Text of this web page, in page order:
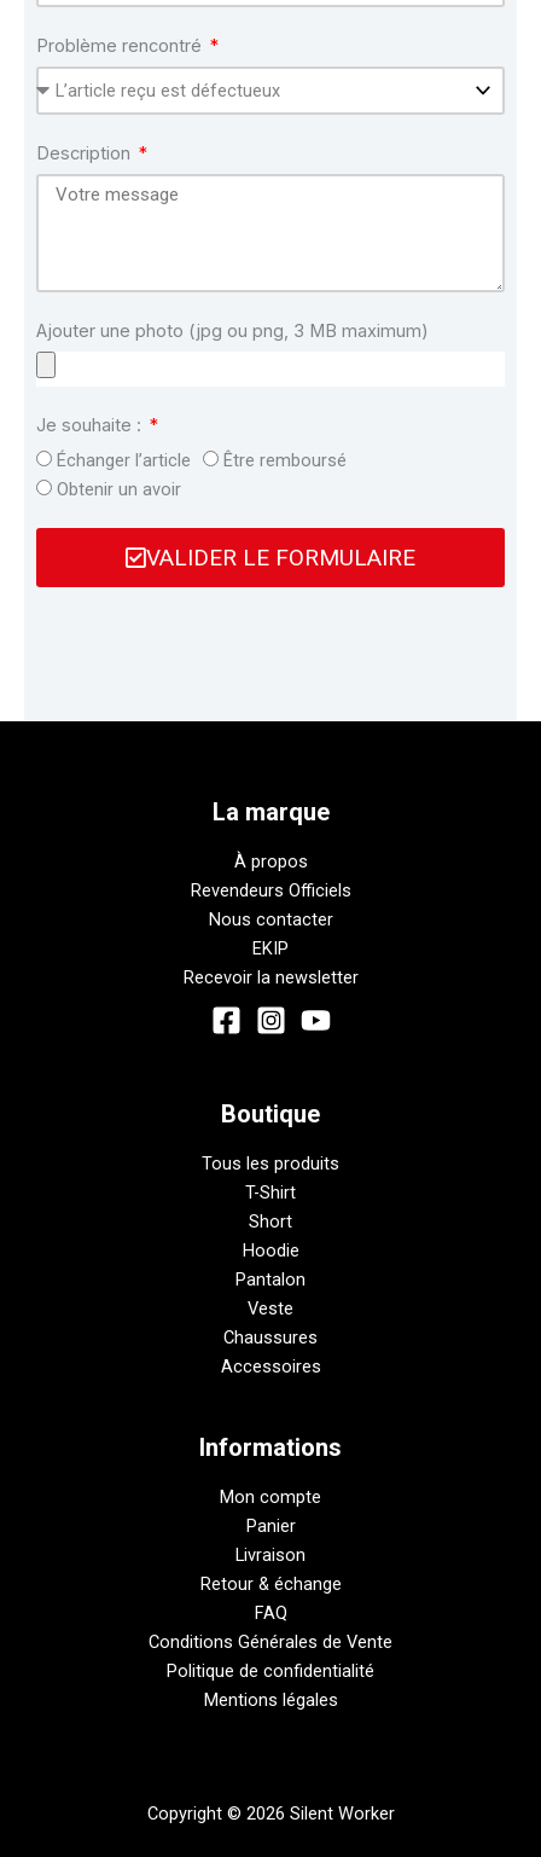
Problème rencontré
Description
Ajouter une photo (jpg ou png, 3 MB maximum)
Je souhaite :
Échanger l’article
Être remboursé
Obtenir un avoir
VALIDER LE FORMULAIRE
La marque
À propos
Revendeurs Officiels
Nous contacter
EKIP
Recevoir la newsletter
Boutique
Tous les produits
T-Shirt
Short
Hoodie
Pantalon
Veste
Chaussures
Accessoires
Informations
Mon compte
Panier
Livraison
Retour & échange
FAQ
Conditions Générales de Vente
Politique de confidentialité
Mentions légales
Copyright © 2026 Silent Worker